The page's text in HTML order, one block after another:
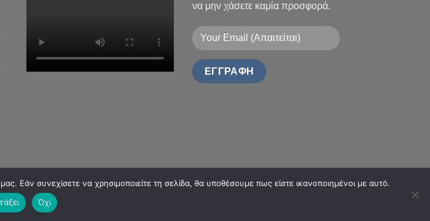
να μην χάσετε καμία προσφορά.
Εάν συνεχίσετε να χρησιμοποιείτε τη σελίδα, θα υποθέσουμε πως είστε ικανοποιημένοι με αυτό.
Όχι